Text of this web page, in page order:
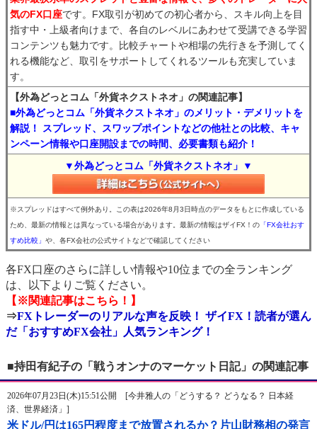
気のFX口座です。FX取引が初めての初心者から、スキル向上を目
指す中・上級者向けまで、各自のレベルにあわせて受講できる学習
コンテンツも魅力です。比較チャートや相場の先行きを予測してく
れる機能など、取引をサポートしてくれるツールも充実していま
す。
【外為どっとコム「外貨ネクストネオ」の関連記事】
■外為どっとコム「外貨ネクストネオ」のメリット・デメリットを
解説！ スプレッド、スワップポイントなどの他社との比較、キャ
ンペーン情報や口座開設までの時間、必要書類も紹介！
▼外為どっとコム「外貨ネクストネオ」▼
※スプレッドはすべて例外あり。この表は2026年8月3日時点のデータをもとに作成している
ため、最新の情報とは異なっている場合があります。最新の情報はザイFX！の 「FX会社おす
すめ比較」 や、各FX会社の公式サイトなどで確認してください
各FX口座のさらに詳しい情報や10位までの全ランキング
は、以下よりご覧ください。
【※関連記事はこちら！】
⇒FXトレーダーのリアルな声を反映！ ザイFX！読者が選ん
だ「おすすめFX会社」人気ランキング！
■持田有紀子の「戦うオンナのマーケット日記」の関連記事
2026年07月23日(木)15:51公開 [今井雅人の「どうする？ どうなる？ 日本経
済、世界経済」]
米ドル/円は165円程度まで放置されるか？片山財務相の発言